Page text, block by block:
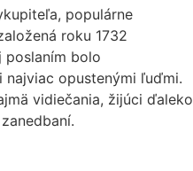
populárne
roku 1732
poslaním bolo
opustenými ľuďmi.
vidiečania, žijúci ďaleko